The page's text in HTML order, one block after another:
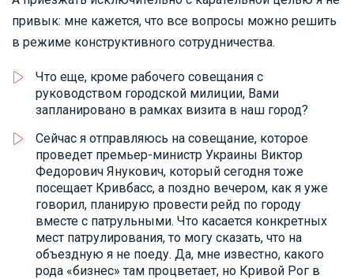
привык: мне кажется, что все вопросы можно решить
в режиме конструктивного сотрудничества.
Что еще, кроме рабочего совещания с
руководством городской милиции, Вами
запланировано в рамках визита в наш город?
Сейчас я отправляюсь на совещание, которое
проведет премьер-министр Украины Виктор
Федорович Янукович, который сегодня тоже
посещает Кривбасс, а поздно вечером, как я уже
говорил, планирую провести рейд по городу
вместе с патрульными. Что касается конкретных
мест патрулирования, то могу сказать, что на
объездную я не поеду. Да, мне известно, какого
рода «бизнес» там процветает, но Кривой Рог в